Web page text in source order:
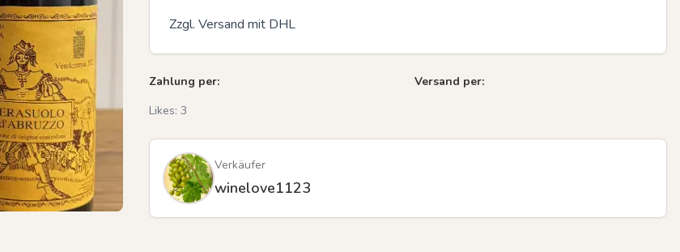
Zzgl. Versand mit DHL
Zahlung per:
Versand per:
Likes: 3
Verkäufer
winelove1123